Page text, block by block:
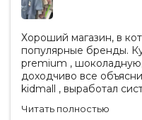
Хороший магазин, в
популярные бренды.
premium ,
доходчиво все объяснил. Очень хочется ,
kidmall , выработал
Читать полностью